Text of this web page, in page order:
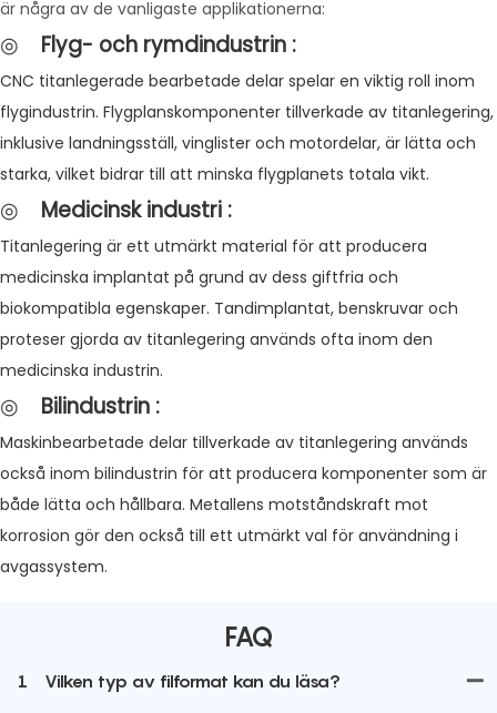
är några av de vanligaste applikationerna:
◎ Flyg- och rymdindustrin :
CNC titanlegerade bearbetade delar spelar en viktig roll inom
flygindustrin. Flygplanskomponenter tillverkade av titanlegering,
inklusive landningsställ, vinglister och motordelar, är lätta och
starka, vilket bidrar till att minska flygplanets totala vikt.
◎ Medicinsk industri :
Titanlegering är ett utmärkt material för att producera
medicinska implantat på grund av dess giftfria och
biokompatibla egenskaper. Tandimplantat, benskruvar och
proteser gjorda av titanlegering används ofta inom den
medicinska industrin.
◎ Bilindustrin :
Maskinbearbetade delar tillverkade av titanlegering används
också inom bilindustrin för att producera komponenter som är
både lätta och hållbara. Metallens motståndskraft mot
korrosion gör den också till ett utmärkt val för användning i
avgassystem.
FAQ
1
Vilken typ av filformat kan du läsa?